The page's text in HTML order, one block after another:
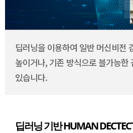
딥러닝을 이용하여 일반 머신비전
높이거나, 기존 방식으로 블가능한
있습니다.
딥러닝 기반 HUMAN